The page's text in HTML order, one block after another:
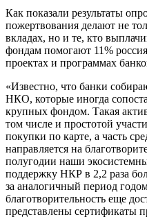
Как показали результаты
пожертвования делают не
вкладах, но и те, кто
фондам помогают 11%
проектах и программах
«Известно, что банки
НКО, которые иногда
крупных фондом. Такая
том числе и простотой
покупки по карте, а часть
направляется на
полугодии наши
поддержку НКР в 2,2 раза
за аналогичный период
благотворительность еще
представлены сертификаты